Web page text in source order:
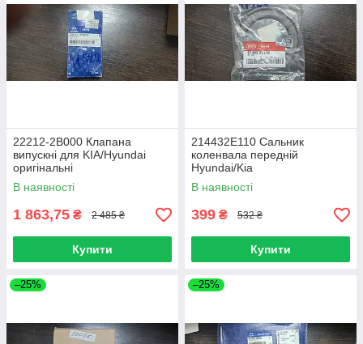
22212-2B000 Клапана
випускні для KIA/Hyundai
оригінальні
В наявності
1 863,75 ₴ 2 485 ₴
Купити
214432E110 Сальник
коленвала передній
Hyundai/Kia
В наявності
399 ₴ 532 ₴
Купити
–25% –25%